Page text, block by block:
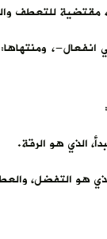
مقتضية للتعطف
انفعال-،
الذي هو الرقة.
هو التفضل،